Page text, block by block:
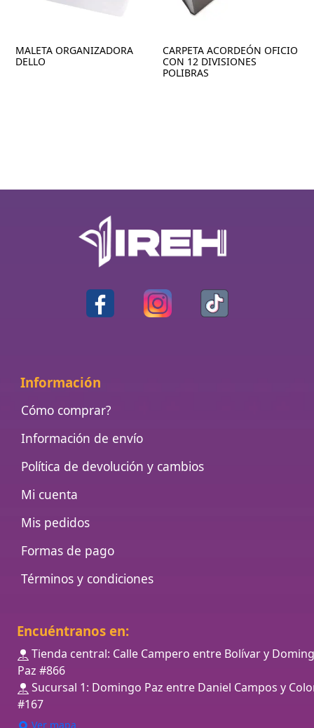
MALETA ORGANIZADORA
DELLO
CARPETA ACORDEÓN OFICIO
CON 12 DIVISIONES
POLIBRAS
Información
Cómo comprar?
Información de envío
Política de devolución y cambios
Mi cuenta
Mis pedidos
Formas de pago
Términos y condiciones
Encuéntranos en:
Tienda central: Calle Campero entre Bolívar y
Paz #866
Sucursal 1: Domingo Paz entre Daniel Campos y
#167
Ver mapa